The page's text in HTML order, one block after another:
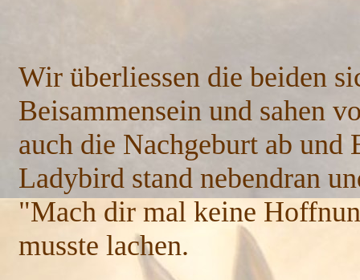
Wir überliessen die beiden
Beisammensein und sahen
auch die Nachgeburt ab
Ladybird stand nebendran
"Mach dir mal keine
musste lachen.